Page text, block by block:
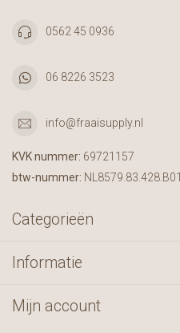
0562 45 0936
06 8226 3523
info@fraaisupply.nl
KVK nummer: 69721157
btw-nummer: NL8579.83.428.B01
Categorieën
Informatie
Mijn account